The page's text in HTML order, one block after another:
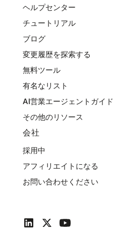
ヘルプセンター
チュートリアル
ブログ
変更履歴を探索する
無料ツール
有名なリスト
AI営業エージェントガイド
その他のリソース
会社
採用中
アフィリエイトになる
お問い合わせください